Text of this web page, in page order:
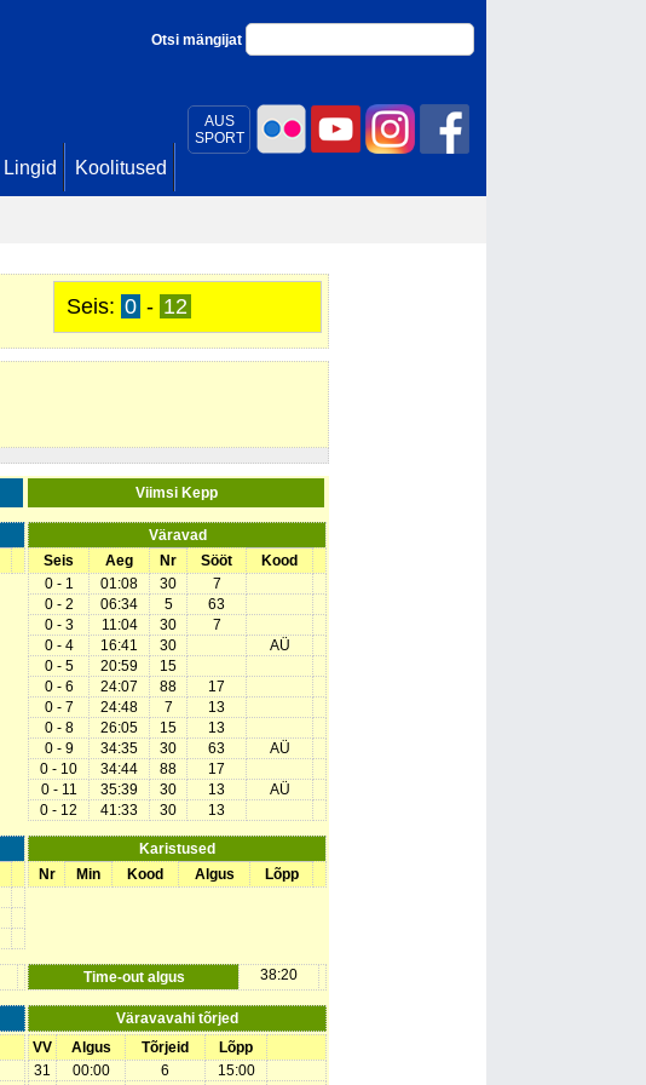
AUS
SPORT
Otsi mängijat
Lingid Koolitused
Seis: 0 - 12
Viimsi Kepp
Väravad
Seis
Aeg Nr Sööt
Kood
0 - 1
01:08 30
7
0 - 2
06:34 5
63
0 - 3
11:04 30
7
0 - 4
16:41 30
AÜ
0 - 5
20:59
15
0 - 6
24:07 88
17
0 - 7
24:48 7
13
0 - 8
26:05 15
13
0 - 9
34:35 30 63
AÜ
0 - 10
34:44 88
17
0 - 11
35:39 30 13
AÜ
0 - 12
41:33 30 13
Karistused
Nr
Min Kood Algus Lõpp
Time-out algus 38:20
Väravavahi tõrjed
VV Algus Tõrjeid
Lõpp
31
00:00 6
15:00